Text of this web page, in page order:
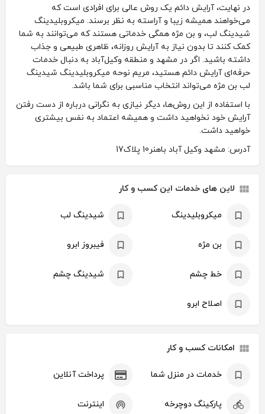
در نهایت، آرایش دائم یک روش عالی برای افرادی است که
می‌خواهند همیشه زیبا و آراسته به نظر برسند. میکروبلیدینگ
شیدینگ لب، و بن مژه همگی خدماتی هستند که می‌توانند به شما
کمک کنند تا بدون نیاز به آرایش روزانه، ظاهری طبیعی و جذاب
داشته باشید. اگر در مشهد و منطقه وکیل‌آباد به دنبال خدمات
حرفه‌ای آرایش دائم هستید، مریم نوحه میکروبلیدینگ شیدینگ
لب بن مژه می‌تواند انتخاب مناسبی برای شما باشد.
با استفاده از این روش‌ها، دیگر نیازی به نگرانی درباره از دست رفتن
آرایش خود نخواهید داشت و همیشه اعتماد به نفس بیشتری
خواهید داشت.
آدرس: مشهد وکیل آباد باهنر10 پلاک17
لاین های خدمات این کسب و کار
میکروبلیدینگ شیدینگ لب
بن مژه فیبروز ابرو
خط چشم شیدینگ چشم
اصلاح ابرو
امکانات کسب و کار
خدمات در منزل شما پرداخت آنلاین
پارکینگ دوچرخه اینترنت